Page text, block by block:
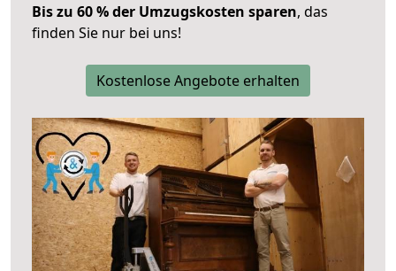
Bis zu 60 % der Umzugskosten sparen, das
finden Sie nur bei uns!
Kostenlose Angebote erhalten